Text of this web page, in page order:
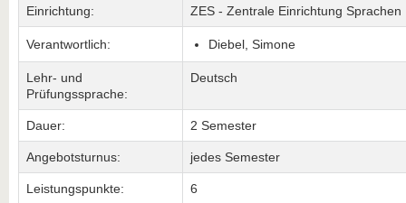
Einrichtung: ZES - Zentrale Einrichtung Sprachen
Verantwortlich: Diebel, Simone
Lehr- und
Prüfungssprache:
Deutsch
Dauer: 2 Semester
Angebotsturnus: jedes Semester
Leistungspunkte: 6